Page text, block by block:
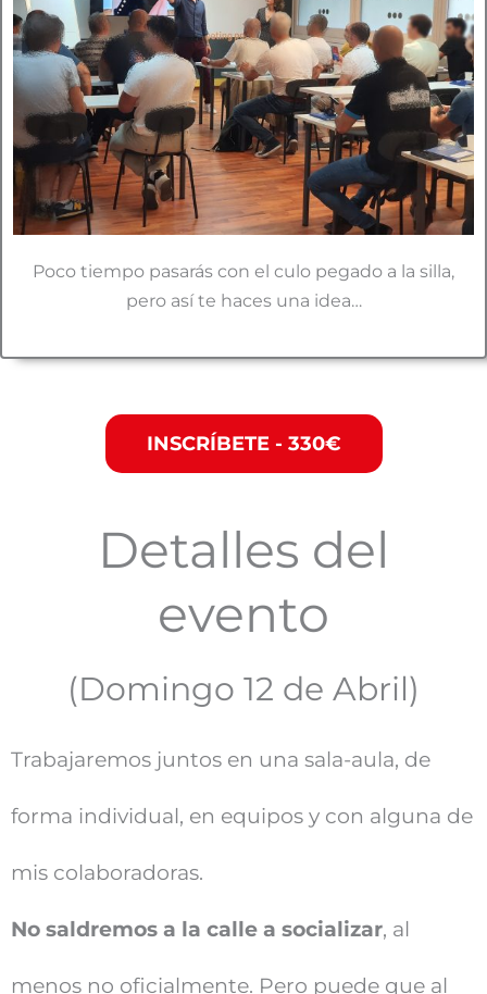
Poco tiempo pasarás con el culo pegado a la silla,
pero así te haces una idea…
INSCRÍBETE - 330€
Detalles del
evento
(Domingo 12 de Abril)​
Trabajaremos juntos en una sala-aula, de
forma individual, en equipos y con alguna de
mis colaboradoras.
No saldremos a la calle a socializar, al
menos no oficialmente. Pero puede que al